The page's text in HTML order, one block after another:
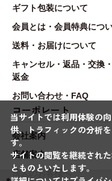
ギフト包装について
会員とは・会員特典につ
送料・お届けについて
キャンセル・返品・交換
返金
お問い合わせ・FAQ
コーポレート
会社案内
店舗案内
法人のお客様へ
当サイトでは利用体験の
供、トラフィックの分析
す。
サイトの閲覧を継続され
とものといたします。